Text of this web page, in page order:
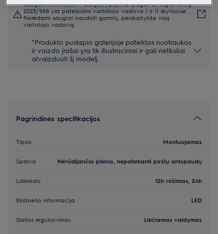
Saugos instrukcijos ir saugos įspėjimai pagal ES reglamentą
2023/988 yra pateikiami vartotojo vadovo I ir II skyriuose.
Norėdami saugiai naudoti gaminį, perskaitykite visą
vartotojo vadovą.
*Produkto puslapio galerijoje pateiktos nuotraukos
ir vaizdo įrašai yra tik iliustraciniai ir gali netiksliai
atvaizduoti šį modelį.
Pagrindinės specifikacijos
Tipas Montuojamas
Spalva Nerūdijančio plieno, nepaliekanti pirštų antspaudų
Laikrodis 12h rėžimas, 24h
Ekranėlio informacija LED
Galios reguliavimas Liečiamas valdymas